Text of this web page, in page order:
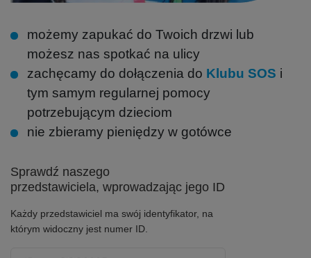
możemy zapukać do Twoich drzwi lub
możesz nas spotkać na ulicy
zachęcamy do dołączenia do Klubu SOS i
tym samym regularnej pomocy
potrzebującym dzieciom
nie zbieramy pieniędzy w gotówce
Sprawdź naszego
przedstawiciela, wprowadzając jego ID
Każdy przedstawiciel ma swój identyfikator, na
którym widoczny jest numer ID.